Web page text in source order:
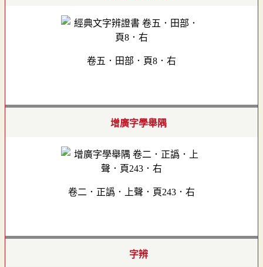
卷五．田部．頁8．右
增廣字學舉隅
卷二．正譌．上聲．頁243．右
字辨